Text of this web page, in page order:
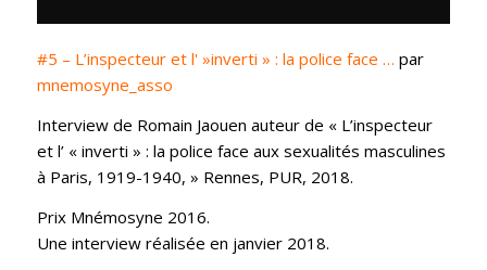
#5 – L’inspecteur et l' »inverti » : la police face … par
mnemosyne_asso
Interview de Romain Jaouen auteur de « L’inspecteur
et l’ « inverti » : la police face aux sexualités masculines
à Paris, 1919-1940, » Rennes, PUR, 2018.
Prix Mnémosyne 2016.
Une interview réalisée en janvier 2018.